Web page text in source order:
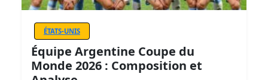
ÉTATS-UNIS
Équipe Argentine Coupe du
Monde 2026 : Composition et